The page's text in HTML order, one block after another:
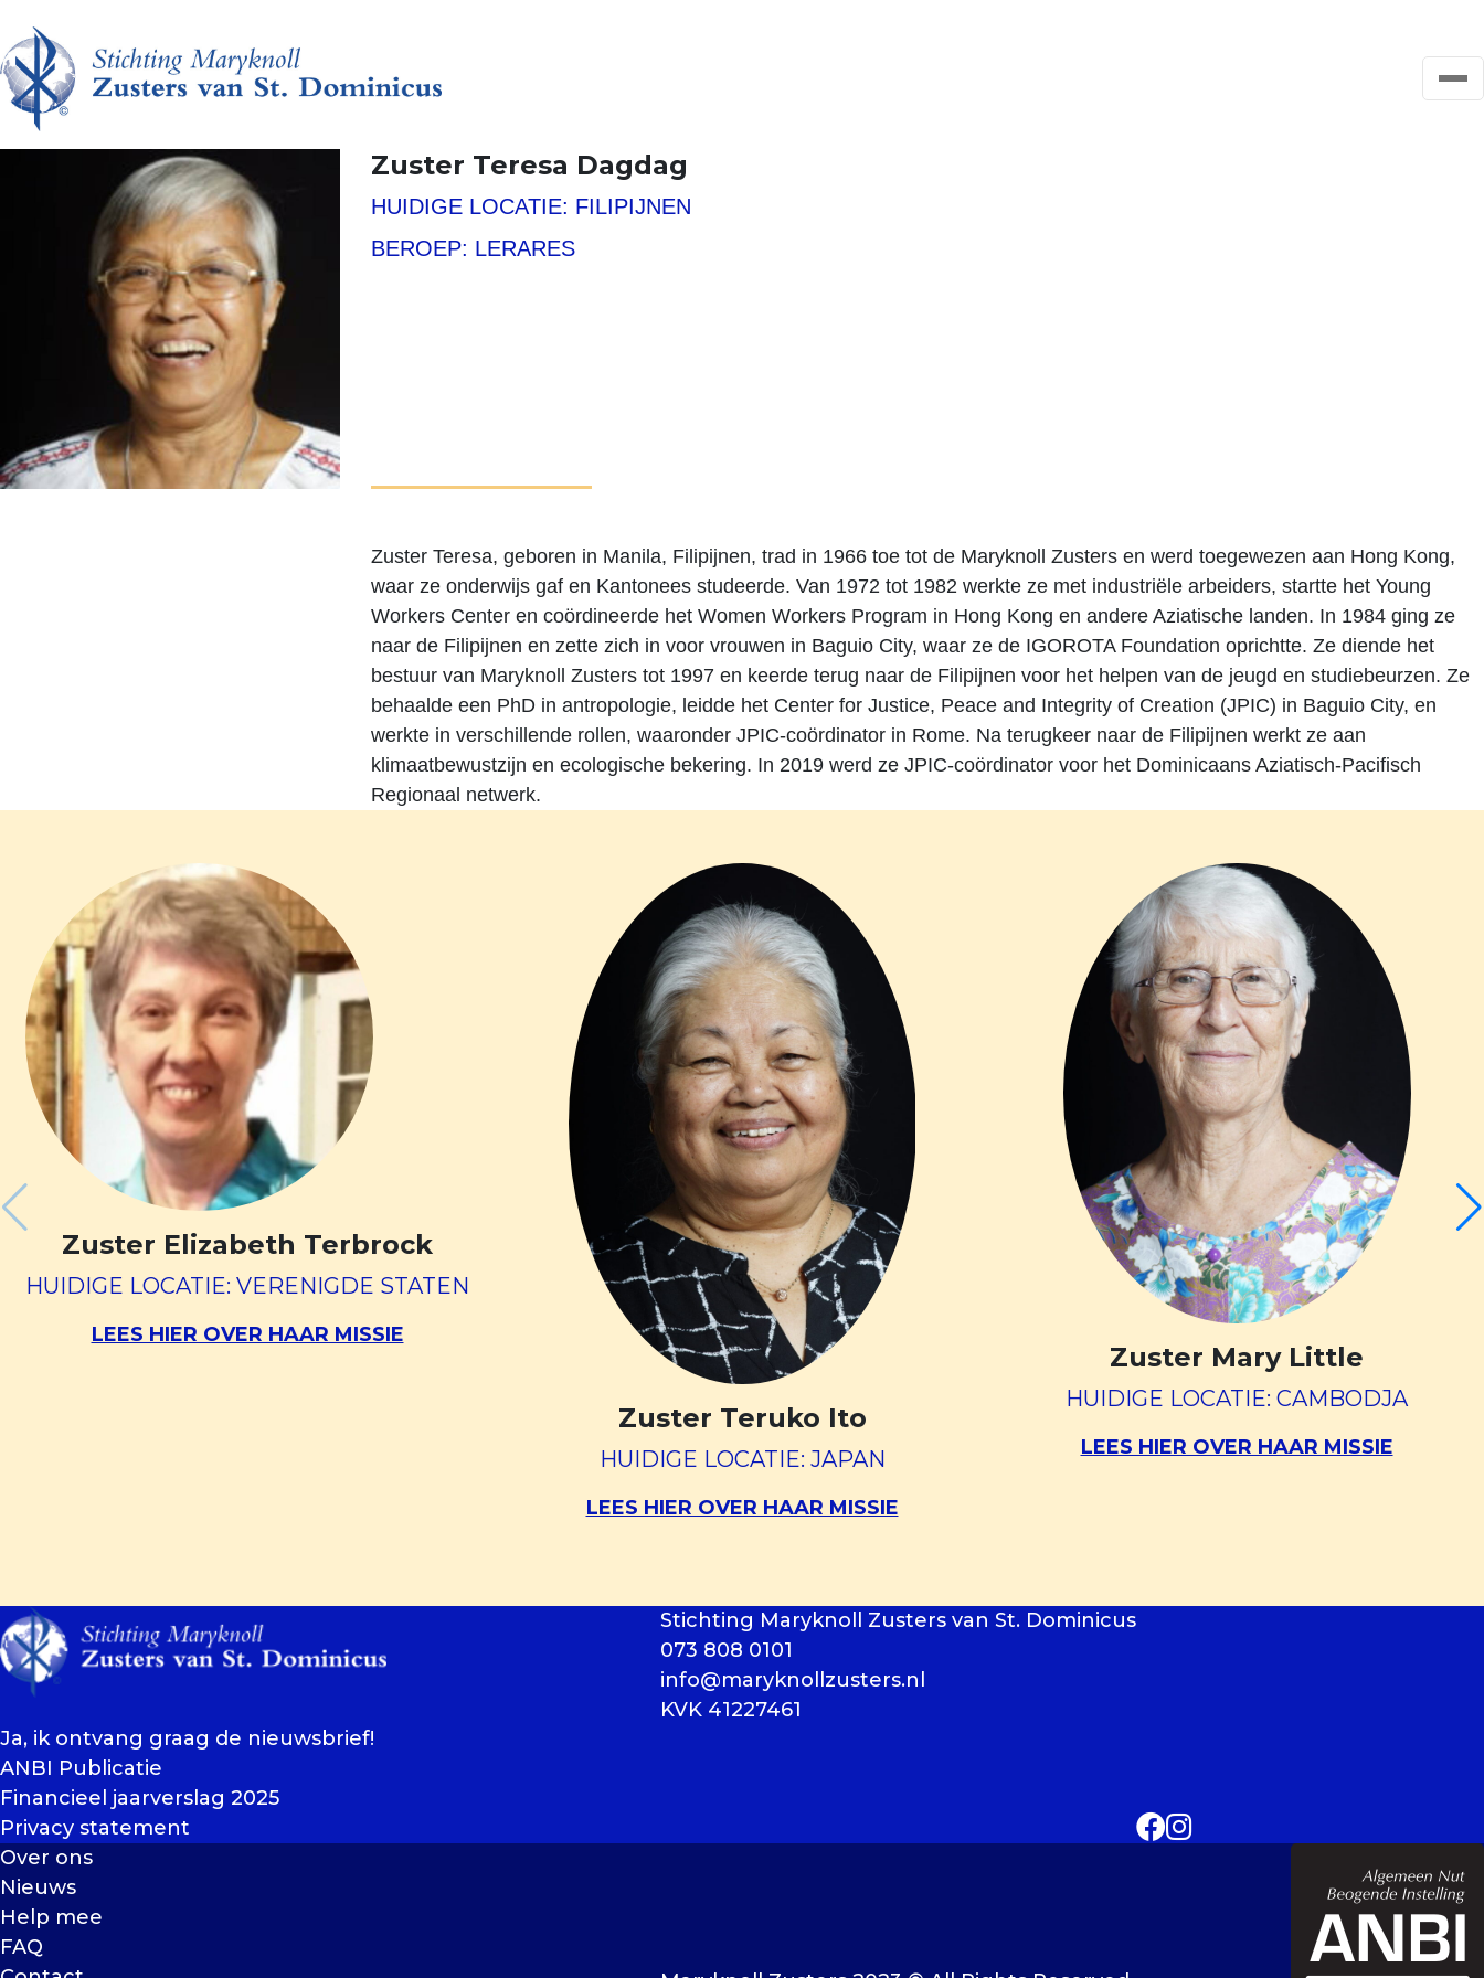
OVER ONS
Zuster Teresa Dagdag
HUIDIGE LOCATIE: FILIPIJNEN
BEROEP: LERARES
Zuster Teresa, geboren in Manila, Filipijnen, trad in 1966 toe tot de Maryknoll Zusters en werd toegewezen aan Hong Kong,
waar ze onderwijs gaf en Kantonees studeerde. Van 1972 tot 1982 werkte ze met industriële arbeiders, startte het Young
Workers Center en coördineerde het Women Workers Program in Hong Kong en andere Aziatische landen. In 1984 ging ze
naar de Filipijnen en zette zich in voor vrouwen in Baguio City, waar ze de IGOROTA Foundation oprichtte. Ze diende het
bestuur van Maryknoll Zusters tot 1997 en keerde terug naar de Filipijnen voor het helpen van de jeugd en studiebeurzen. Ze
behaalde een PhD in antropologie, leidde het Center for Justice, Peace and Integrity of Creation (JPIC) in Baguio City, en
werkte in verschillende rollen, waaronder JPIC-coördinator in Rome. Na terugkeer naar de Filipijnen werkt ze aan
klimaatbewustzijn en ecologische bekering. In 2019 werd ze JPIC-coördinator voor het Dominicaans Aziatisch-Pacifisch
Regionaal netwerk.
Zuster Elizabeth Terbrock
HUIDIGE LOCATIE: VERENIGDE STATEN
LEES HIER OVER HAAR MISSIE
Zuster Teruko Ito
HUIDIGE LOCATIE: JAPAN
LEES HIER OVER HAAR MISSIE
Zuster Mary Little
HUIDIGE LOCATIE: CAMBODJA
LEES HIER OVER HAAR MISSIE
Ja, ik ontvang graag de nieuwsbrief!
ANBI Publicatie
Financieel jaarverslag 2025
Privacy statement
Stichting Maryknoll Zusters van St. Dominicus
073 808 0101
info@maryknollzusters.nl
KVK 41227461
Over ons
Nieuws
Help mee
FAQ